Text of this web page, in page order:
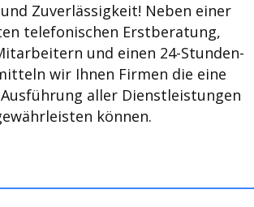
Zuverlässigkeit! Neben einer
telefonischen Erstberatung,
und einen 24-Stunden-
wir Ihnen Firmen die eine
aller Dienstleistungen
können.